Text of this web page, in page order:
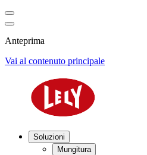
Anteprima
Vai al contenuto principale
Soluzioni
Mungitura